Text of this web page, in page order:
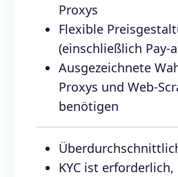
Proxys
Flexible
(einschließlich Pay-
Ausgezeichnete
Proxys und Web-
benötigen
KYC ist